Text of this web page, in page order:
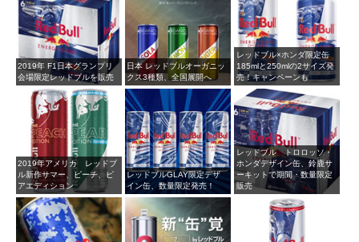
2019年 F1日本グランプリ
会場限定レッドブルを販売
日本 レッドブルオーガニッ
クス3種類、全国展開へ
レッドブル×ホンダ限定缶
185mlと250mlの2サイズ発
売！キャンペーンも
2019年アメリカ レッドブ
ル新作サマー、ピーチ、ピ
アエディション
レッドブルGLAY限定デザ
イン缶、数量限定発売！
レッドブル トロロッソ・
ホンダデザイン缶、鈴鹿サ
ーキットで期間・数量限定
販売